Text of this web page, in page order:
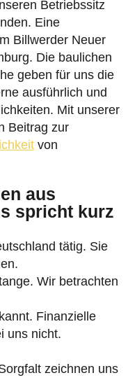
Betriebssitz
Eine
Billwerder Neuer
Die baulichen
geben für uns die
ausführlich und
Mit unserer
Beitrag zur
von
aus
spricht kurz
tätig. Sie
Wir betrachten
Finanzielle
uns nicht.
zeichnen uns